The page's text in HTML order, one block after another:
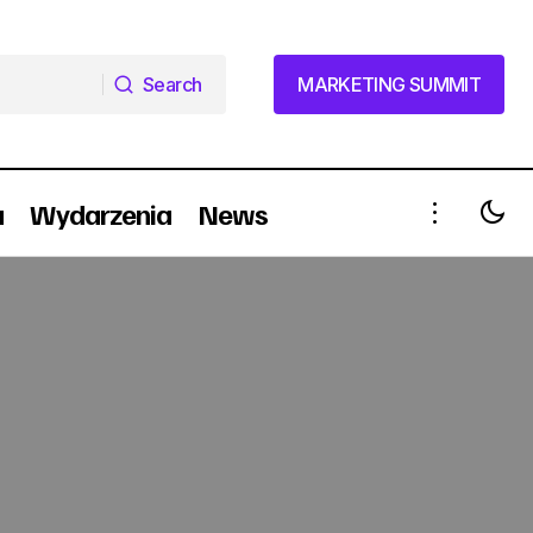
Search
MARKETING SUMMIT
MARKETING SUMMIT
Wydarzenia News